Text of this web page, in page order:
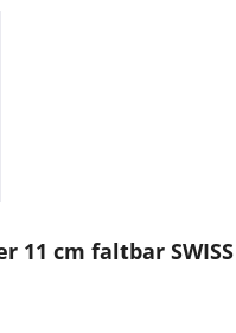
cm faltbar